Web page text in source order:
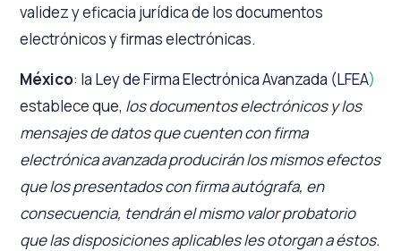
validez y eficacia jurídica de los documentos
electrónicos y firmas electrónicas.
México: la Ley de Firma Electrónica Avanzada (LFEA)
establece que, los documentos electrónicos y los
mensajes de datos que cuenten con firma
electrónica avanzada producirán los mismos efectos
que los presentados con firma autógrafa, en
consecuencia, tendrán el mismo valor probatorio
que las disposiciones aplicables les otorgan a éstos.